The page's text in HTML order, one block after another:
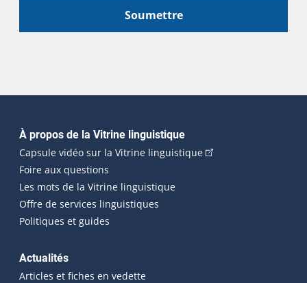
Soumettre
Navigation principale
À propos de la Vitrine linguistique
Capsule vidéo sur la Vitrine linguistique(Cet hyperlien
Foire aux questions
Les mots de la Vitrine linguistique
Offre de services linguistiques
Politiques et guides
Actualités
Articles et fiches en vedette